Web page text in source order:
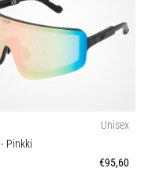
Unisex
- Pinkki
€95,60